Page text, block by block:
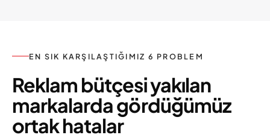
EN SIK KARŞILAŞTIĞIMIZ 6 PROBLEM
Reklam bütçesi yakılan
markalarda gördüğümüz
ortak hatalar